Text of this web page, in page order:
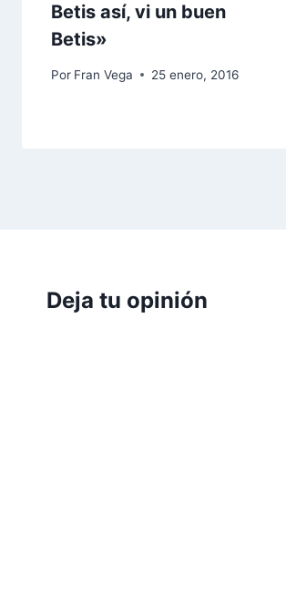
Betis así, vi un buen
Betis»
Por Fran Vega 25 enero, 2016
Deja tu opinión